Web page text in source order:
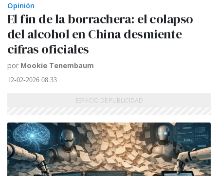
Opinión
El fin de la borrachera: el colapso
del alcohol en China desmiente
cifras oficiales
por Mookie Tenembaum
12-02-2026 08:33